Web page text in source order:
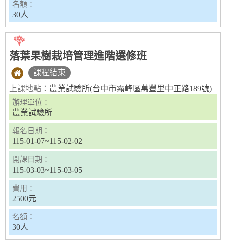
名額：
30人
落葉果樹栽培管理進階選修班
課程結束
上課地點： 農業試驗所(台中市霧峰區萬豐里中正路189號)
辦理單位：
農業試驗所
報名日期：
115-01-07~115-02-02
開課日期：
115-03-03~115-03-05
費用：
2500元
名額：
30人